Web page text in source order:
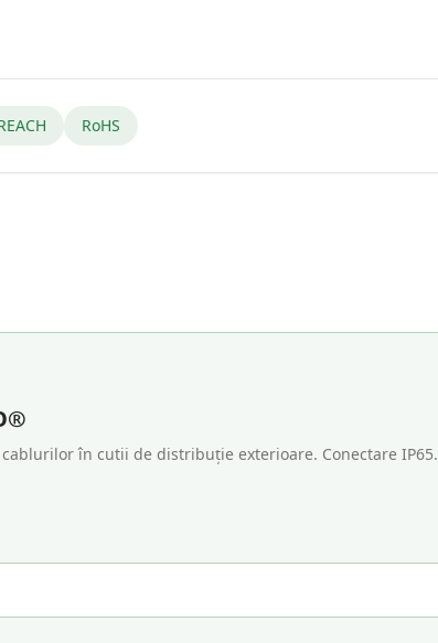
RoHS
în cutii de distribuție exterioare. Conectare IP65.